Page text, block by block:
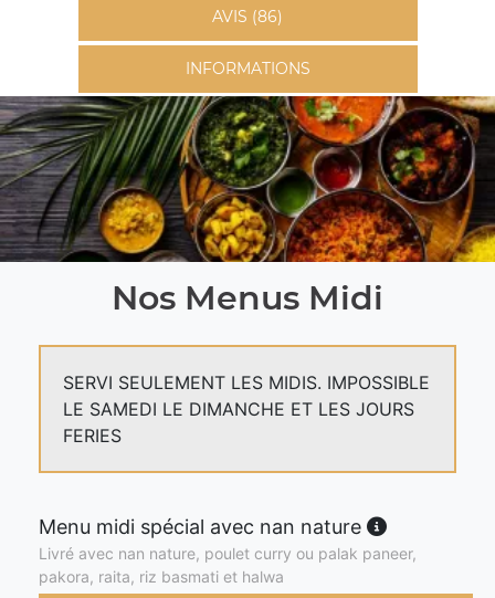
AVIS (86)
INFORMATIONS
Nos Menus Midi
SERVI SEULEMENT LES MIDIS. IMPOSSIBLE
LE SAMEDI LE DIMANCHE ET LES JOURS
FERIES
Menu midi spécial avec nan nature
Livré avec nan nature, poulet curry ou palak paneer,
pakora, raita, riz basmati et halwa